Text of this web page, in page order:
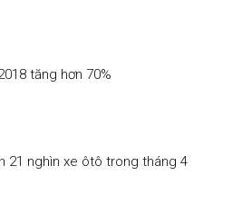
tăng hơn 70%
21 nghìn xe ôtô trong tháng 4